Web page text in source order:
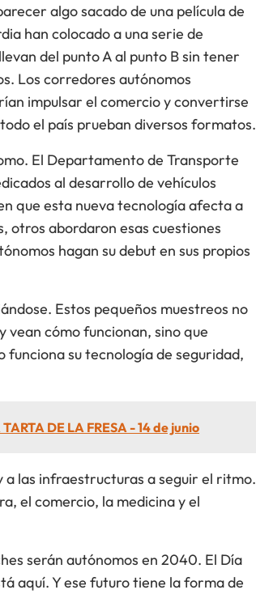
algo sacado de una película de
han colocado a una serie de
del punto A al punto B sin tener
Los corredores autónomos
impulsar el comercio y convertirse
el país prueban diversos formatos.
El Departamento de Transporte
al desarrollo de vehículos
que esta nueva tecnología afecta a
otros abordaron esas cuestiones
hagan su debut en sus propios
Estos pequeños muestreos no
vean cómo funcionan, sino que
su tecnología de seguridad,
DE LA FRESA - 14 de junio
a las infraestructuras a seguir el ritmo.
el comercio, la medicina y el
serán autónomos en 2040. El Día
aquí. Y ese futuro tiene la forma de